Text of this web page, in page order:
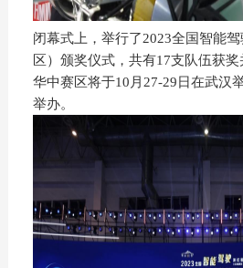
闭幕式上，举行了2023全国智能
区）颁奖仪式，共有17支队伍获奖
华中赛区将于10月27-29日在武汉
举办。